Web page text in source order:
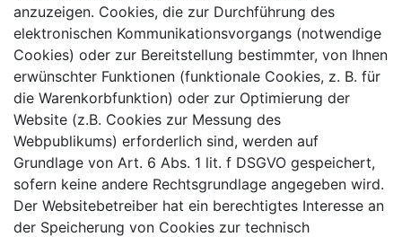
anzuzeigen. Cookies, die zur Durchführung des
elektronischen Kommunikationsvorgangs (notwendige
Cookies) oder zur Bereitstellung bestimmter, von Ihnen
erwünschter Funktionen (funktionale Cookies, z. B. für
die Warenkorbfunktion) oder zur Optimierung der
Website (z.B. Cookies zur Messung des
Webpublikums) erforderlich sind, werden auf
Grundlage von Art. 6 Abs. 1 lit. f DSGVO gespeichert,
sofern keine andere Rechtsgrundlage angegeben wird.
Der Websitebetreiber hat ein berechtigtes Interesse an
der Speicherung von Cookies zur technisch